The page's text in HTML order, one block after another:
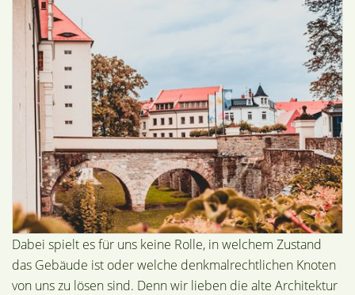
Dabei spielt es für uns keine Rolle, in welchem Zustand
das Gebäude ist oder welche denkmalrechtlichen Knoten
von uns zu lösen sind. Denn wir lieben die alte Architektur